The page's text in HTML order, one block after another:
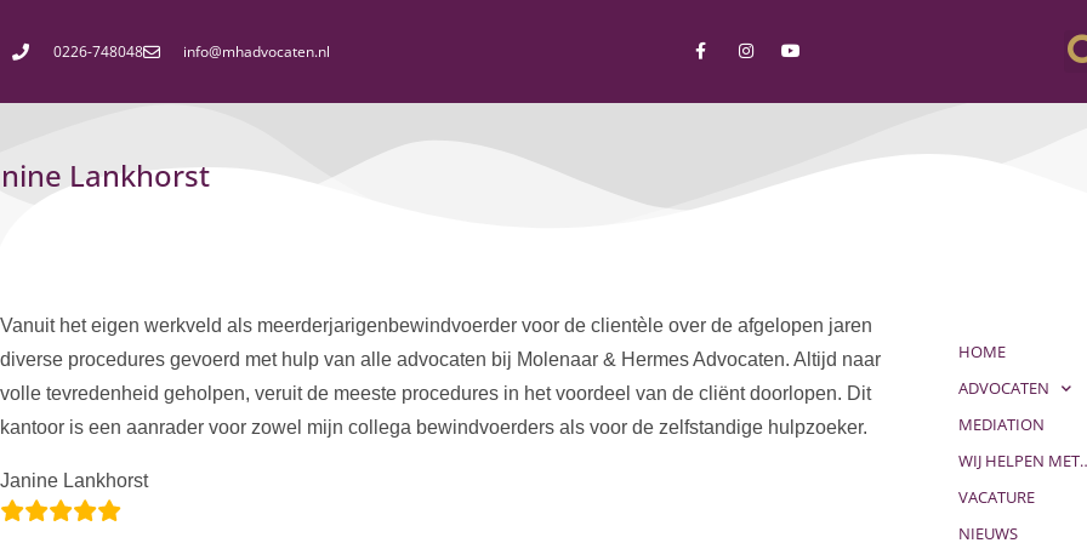
0226-748048 info@mhadvocaten.nl
Lankhorst
Vanuit het eigen werkveld als meerderjarigenbewindvoerder voor de clientèle over de afgelopen jaren
diverse procedures gevoerd met hulp van alle advocaten bij Molenaar & Hermes Advocaten. Altijd naar
volle tevredenheid geholpen, veruit de meeste procedures in het voordeel van de cliënt doorlopen. Dit
kantoor is een aanrader voor zowel mijn collega bewindvoerders als voor de zelfstandige hulpzoeker.
Janine Lankhorst
HOME
ADVOCATEN
MEDIATION
WIJ HELPEN
VACATURE
NIEUWS